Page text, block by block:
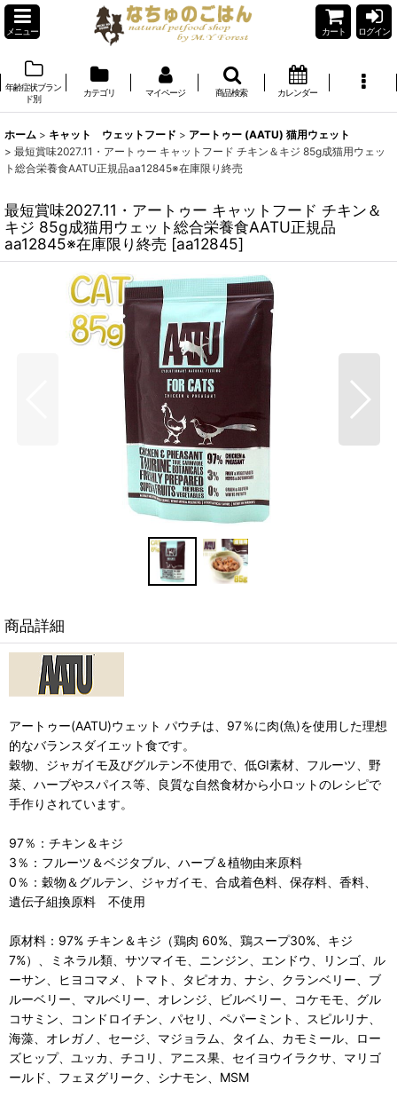
メニュー カート ログイン
年齢症状ブラン
ド別
カテゴリ マイページ 商品検索 カレンダー
ホーム > キャット ウェットフード > アートゥー (AATU) 猫用ウェット
> 最短賞味2027.11・アートゥー キャットフード チキン＆キジ 85g成猫用ウェッ
ト総合栄養食AATU正規品aa12845※在庫限り終売
最短賞味2027.11・アートゥー キャットフード チキン＆
キジ 85g成猫用ウェット総合栄養食AATU正規品
aa12845※在庫限り終売 [aa12845]
商品詳細
アートゥー(AATU)ウェット パウチは、97％に肉(魚)を使用した理想
的なバランスダイエット食です。
穀物、ジャガイモ及びグルテン不使用で、低GI素材、フルーツ、野
菜、ハーブやスパイス等、良質な自然食材から小ロットのレシピで
手作りされています。
97％：チキン＆キジ
3％：フルーツ＆ベジタブル、ハーブ＆植物由来原料
0％：穀物＆グルテン、ジャガイモ、合成着色料、保存料、香料、
遺伝子組換原料 不使用
原材料：97% チキン＆キジ（鶏肉 60%、鶏スープ30%、キジ
7%）、ミネラル類、サツマイモ、ニンジン、エンドウ、リンゴ、ル
ーサン、ヒヨコマメ、トマト、タピオカ、ナシ、クランベリー、ブ
ルーベリー、マルベリー、オレンジ、ビルベリー、コケモモ、グル
コサミン、コンドロイチン、パセリ、ペパーミント、スピルリナ、
海藻、オレガノ、セージ、マジョラム、タイム、カモミール、ロー
ズヒップ、ユッカ、チコリ、アニス果、セイヨウイラクサ、マリゴ
ールド、フェヌグリーク、シナモン、MSM